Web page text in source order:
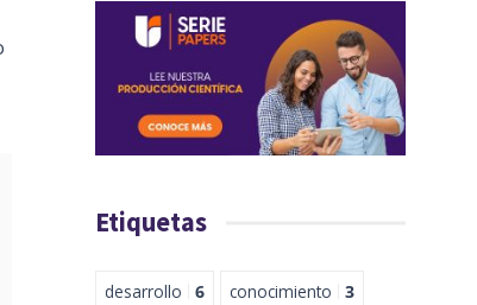
Etiquetas
desarrollo 6 conocimiento 3